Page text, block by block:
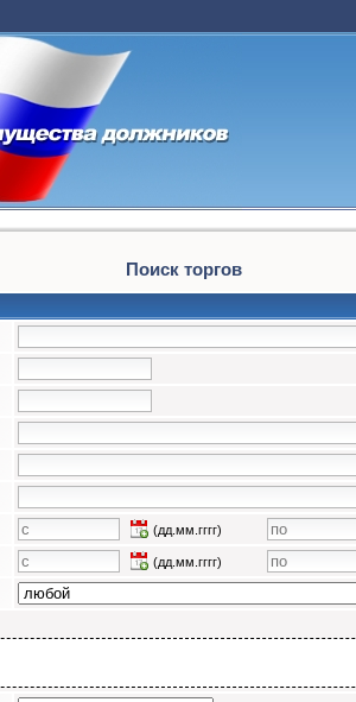
Поиск торгов
(дд.мм.гггг)
(дд.мм.гггг)